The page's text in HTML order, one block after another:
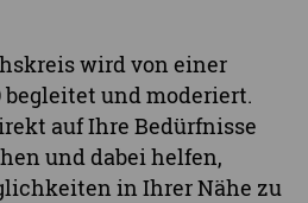
wird von einer
und moderiert.
auf Ihre Bedürfnisse
und dabei helfen,
in Ihrer Nähe zu